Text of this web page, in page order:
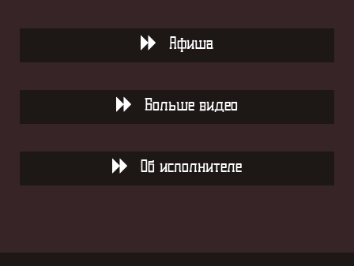
Афиша
Больше видео
Об исполнителе